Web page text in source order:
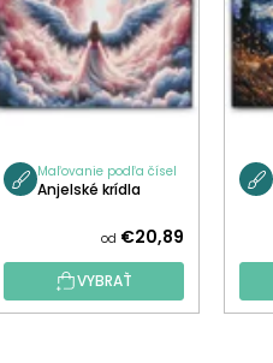
Maľovanie podľa čísel
Anjelské krídla
od €20,89
VYBRAŤ